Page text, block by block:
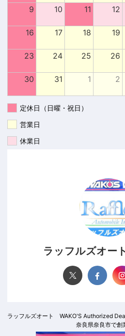
9 10 11 12
16 17 18 19
23 24 25 26
30 31 1 2
定休日（日曜・祝日）
営業日
休業日
ラッフルズオー
ラッフルズオート WAKO'S Authorized
奈良県奈良市で創